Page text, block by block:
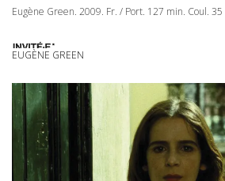
Eugène Green. 2009. Fr. / Port. 127 min. Coul.
EUGÈNE GREEN